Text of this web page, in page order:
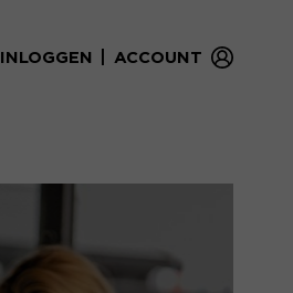
INLOGGEN ACCOUNT